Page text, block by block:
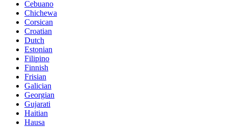
Cebuano
Chichewa
Corsican
Croatian
Dutch
Estonian
Filipino
Finnish
Frisian
Galician
Georgian
Gujarati
Haitian
Hausa